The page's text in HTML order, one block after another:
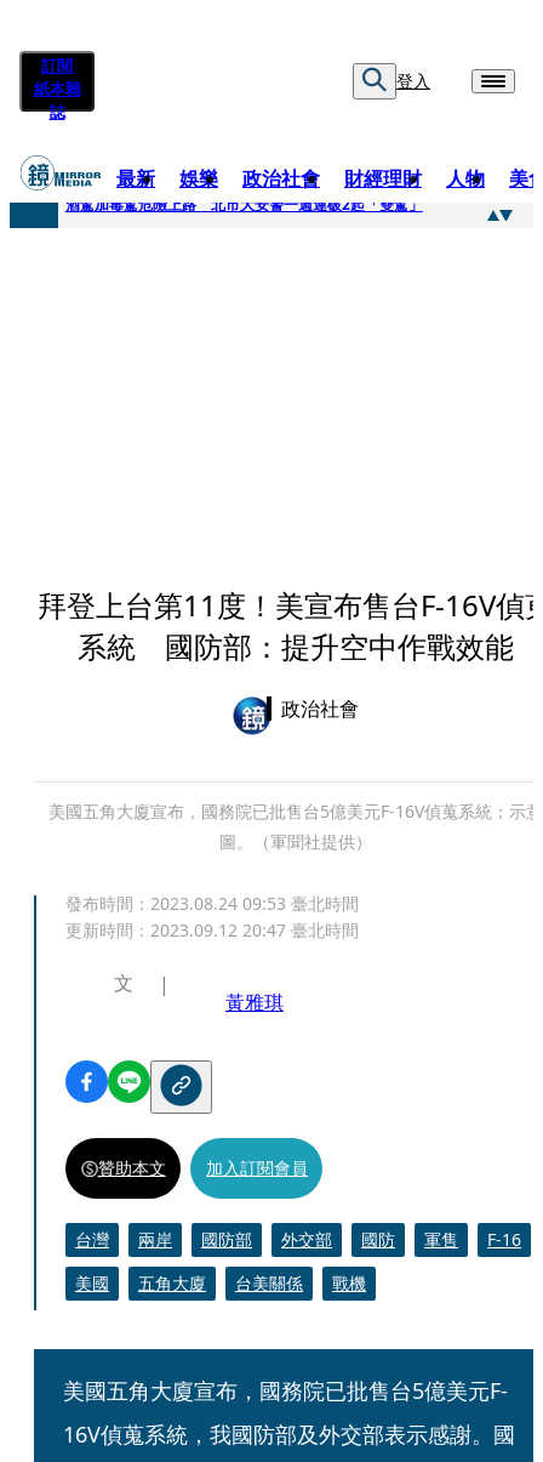
訂閱
紙本雜
誌
登入
最新 娛樂 政治社會 財經理財 人物 美
快訊
酒駕加毒駕危險上路 北市大安警一週連破2起「雙駕」
拜登上台第11度！美宣布售台F-16V偵
系統 國防部：提升空中作戰效能
政治社會
美國五角大廈宣布，國務院已批售台5億美元F-16V偵蒐系統；示意
圖。（軍聞社提供）
發布時間： 2023.08.24 09:53 臺北時間
更新時間： 2023.09.12 20:47 臺北時間
文
黃雅琪
贊助本文 加入訂閱會員
台灣 兩岸 國防部 外交部 國防 軍售
F-16
美國
五角大廈 台美關係 戰機
美國五角大廈宣布，國務院已批售台5億美元F-
16V偵蒐系統，我國防部及外交部表示感謝。國